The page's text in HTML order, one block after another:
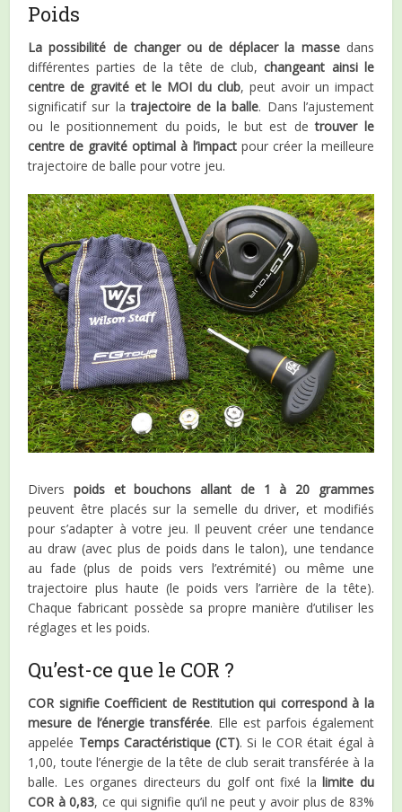
Poids
La possibilité de changer ou de déplacer la massedans
différentes parties de la tête de club,changeant ainsi le
centre de gravité et le MOI du club, peut avoir un impact
significatif sur latrajectoire de la balle. Dans l’ajustement
ou le positionnement du poids, le but est detrouver le
centre de gravité optimal à l’impactpour créer la meilleure
trajectoire de balle pour votre jeu.
Divers poids et bouchons allant de 1 à 20 grammes
peuvent être placés sur la semelle du driver, et modifiés
pour s’adapter à votre jeu. Il peuvent créer une tendance
au draw (avec plus de poids dans le talon), une tendance
au fade (plus de poids vers l’extrémité) ou même une
trajectoire plus haute (le poids vers l’arrière de la tête).
Chaque fabricant possède sa propre manière d’utiliser les
réglages et les poids.
Qu’est-ce que le COR ?
COR signifie Coefficient de Restitution qui correspond à la
mesure de l’énergie transférée. Elle est parfois également
appelée Temps Caractéristique (CT). Si le COR était égal à
1,00, toute l’énergie de la tête de club serait transférée à la
balle. Les organes directeurs du golf ont fixé lalimite du
COR à 0,83, ce qui signifie qu’il ne peut y avoir plus de 83%